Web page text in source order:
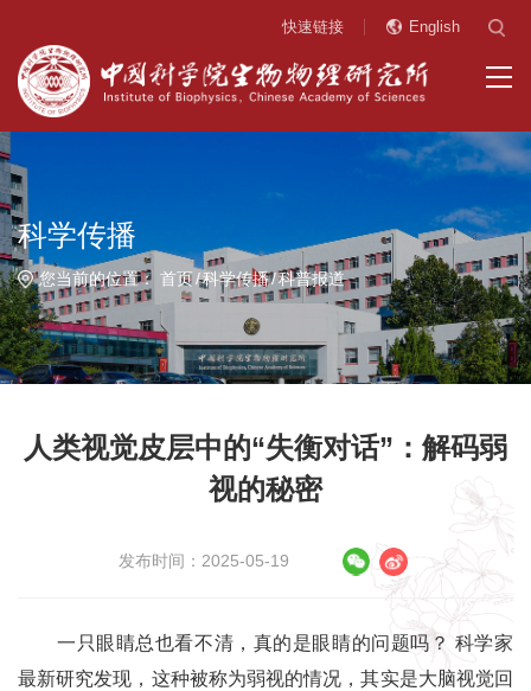
快速链接 English
科学传播
您当前的位置：首页 科学传播 科普报道
人类视觉皮层中的“失衡对话”：解码弱
视的秘密
发布时间：2025-05-19
一只眼睛总也看不清，真的是眼睛的问题吗？ 科学家
最新研究发现，这种被称为弱视的情况，其实是大脑视觉回